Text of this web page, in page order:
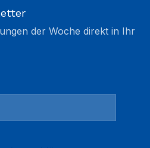
der Woche direkt in Ihr